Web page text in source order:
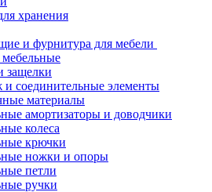
хранения
и фурнитура для мебели
мебельные
защелки
и соединительные элементы
материалы
амортизаторы и доводчики
колеса
крючки
ножки и опоры
петли
ручки